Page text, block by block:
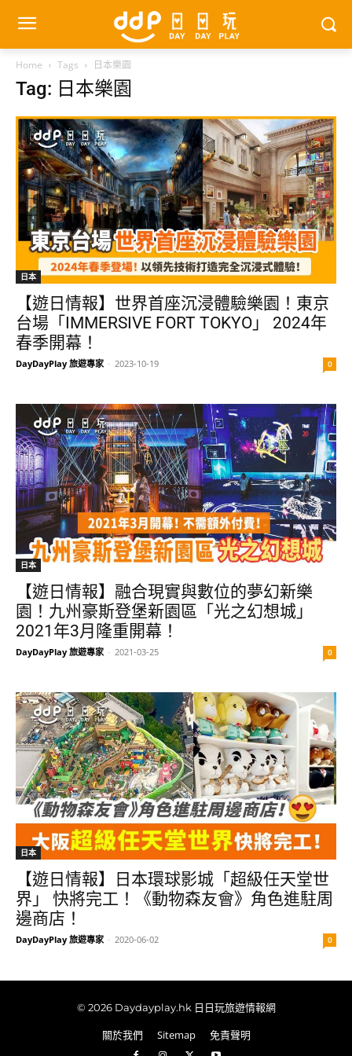
Home Tags 日本樂園
Tag: 日本樂園
日本
【遊日情報】世界首座沉浸體驗樂園！東京
台場「IMMERSIVE FORT TOKYO」 2024年
春季開幕！
DayDayPlay 旅遊專家 - 2023-10-19 0
日本
【遊日情報】融合現實與數位的夢幻新樂
園！九州豪斯登堡新園區「光之幻想城」
2021年3月隆重開幕！
DayDayPlay 旅遊專家 - 2021-03-25 0
日本
【遊日情報】日本環球影城「超級任天堂世
界」 快將完工！《動物森友會》角色進駐周
邊商店！
DayDayPlay 旅遊專家 - 2020-06-02 0
© 2026 Daydayplay.hk 日日玩旅遊情報網
關於我們 Sitemap 免責聲明